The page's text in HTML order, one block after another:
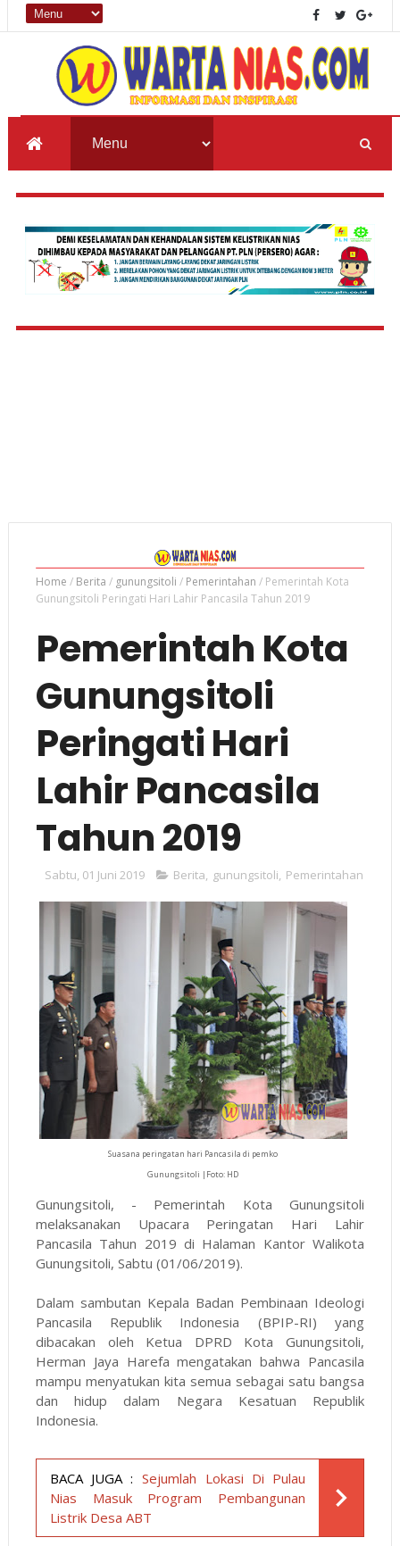
Home / Berita / gunungsitoli / Pemerintahan / Pemerintah Kota
Gunungsitoli Peringati Hari Lahir Pancasila Tahun 2019
Pemerintah Kota
Gunungsitoli
Peringati Hari
Lahir Pancasila
Tahun 2019
Sabtu, 01 Juni 2019 Berita, gunungsitoli, Pemerintahan
Suasana peringatan hari Pancasila di pemko
Gunungsitoli |Foto: HD
Gunungsitoli, - Pemerintah Kota Gunungsitoli
melaksanakan Upacara Peringatan Hari Lahir
Pancasila Tahun 2019 di Halaman Kantor Walikota
Gunungsitoli, Sabtu (01/06/2019).
Dalam sambutan Kepala Badan Pembinaan Ideologi
Pancasila Republik Indonesia (BPIP-RI) yang
dibacakan oleh Ketua DPRD Kota Gunungsitoli,
Herman Jaya Harefa mengatakan bahwa Pancasila
mampu menyatukan kita semua sebagai satu bangsa
dan hidup dalam Negara Kesatuan Republik
Indonesia.
BACA JUGA : Sejumlah Lokasi Di Pulau
Nias Masuk Program Pembangunan
Listrik Desa ABT